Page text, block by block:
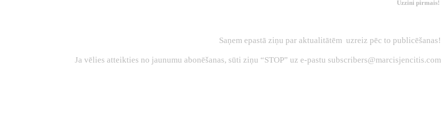
Uzzini pirmais!
Saņem epastā ziņu par aktualitātēm uzreiz pēc to publicēšanas!
Ja vēlies atteikties no jaunumu abonēšanas, sūti ziņu “STOP” uz e-pastu subscribers@marcisjencitis.com